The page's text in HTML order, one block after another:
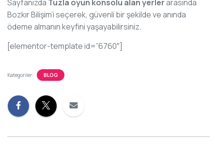
Sayfanızda Tuzla oyun konsolu alan yerlerarasında
Bozkır Bilişim’i seçerek, güvenli bir şekilde ve anında
ödeme almanın keyfini yaşayabilirsiniz.
[elementor-template id=”6760″]
Kategoriler: BLOG